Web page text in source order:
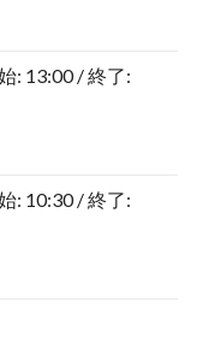
: 13:00 / 終了:
: 10:30 / 終了: